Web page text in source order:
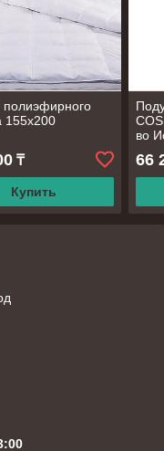
155х200
₸
Купить
во
66